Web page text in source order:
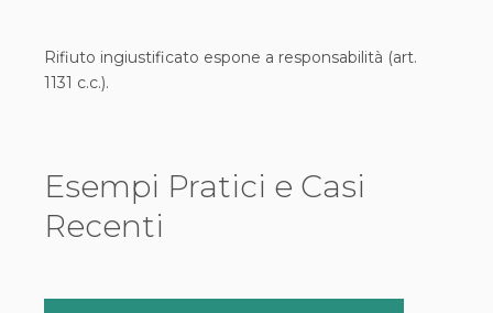
Rifiuto ingiustificato espone a responsabilità (art.
1131 c.c.).
Esempi Pratici e Casi
Recenti